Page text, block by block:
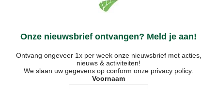
Onze nieuwsbrief ontvangen? Meld je aan!
Ontvang ongeveer 1x per week onze nieuwsbrief met acties,
nieuws & activiteiten!
We slaan uw gegevens op conform onze privacy policy.
Voornaam